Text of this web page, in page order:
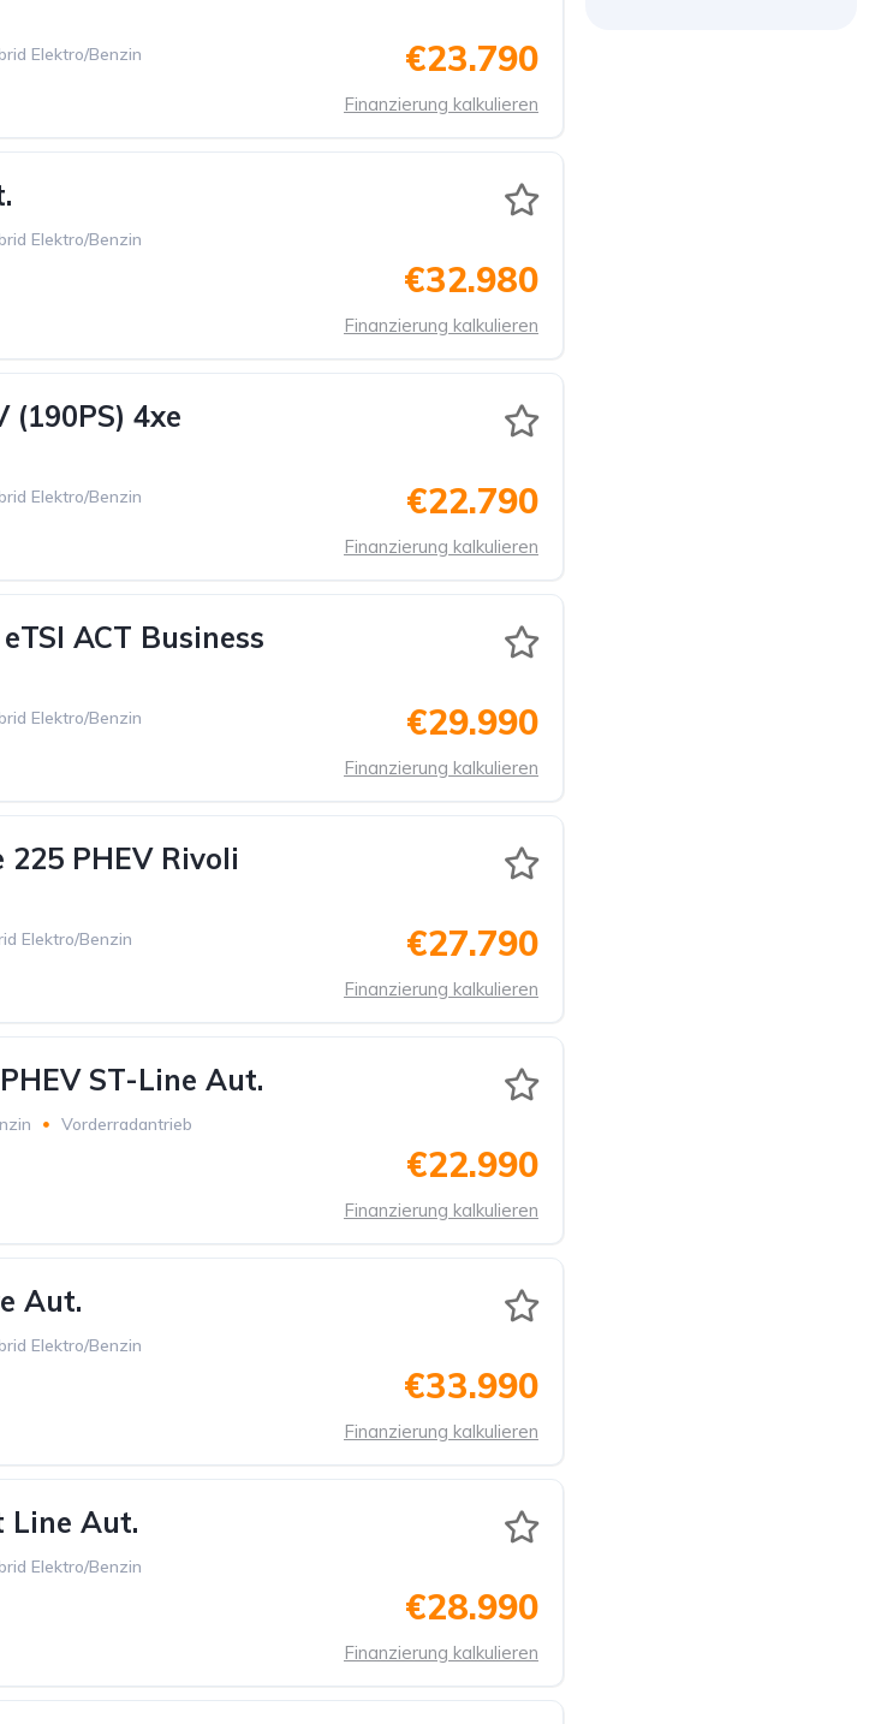
Elektro/Benzin
€23.790
Finanzierung kalkulieren
Elektro/Benzin
€32.980
Finanzierung kalkulieren
(190PS) 4xe
Elektro/Benzin
€22.790
Finanzierung kalkulieren
ACT Business
Elektro/Benzin
€29.990
Finanzierung kalkulieren
225 PHEV Rivoli
Elektro/Benzin
€27.790
Finanzierung kalkulieren
ST-Line Aut.
Vorderradantrieb
€22.990
Finanzierung kalkulieren
Aut.
Elektro/Benzin
€33.990
Finanzierung kalkulieren
Line Aut.
Elektro/Benzin
€28.990
Finanzierung kalkulieren